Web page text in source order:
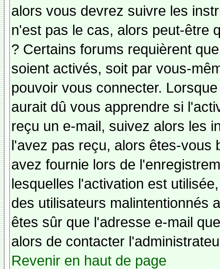
alors vous devrez suivre les
n'est pas le cas, alors peut-être
? Certains forums requièrent
soient activés, soit par vous-
pouvoir vous connecter.
aurait dû vous apprendre si
reçu un e-mail, suivez alors les
l'avez pas reçu, alors êtes-vous
avez fournie lors de
lesquelles l'activation est
des utilisateurs malintentionnés
êtes sûr que l'adresse e-mail
alors de contacter
Revenir en haut de page